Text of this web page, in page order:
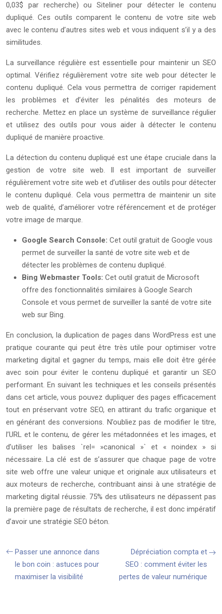
0,03$ par recherche) ou Siteliner pour détecter le contenu
dupliqué. Ces outils comparent le contenu de votre site web
avec le contenu d’autres sites web et vous indiquent s’il y a des
similitudes.
La surveillance régulière est essentielle pour maintenir un SEO
optimal. Vérifiez régulièrement votre site web pour détecter le
contenu dupliqué. Cela vous permettra de corriger rapidement
les problèmes et d’éviter les pénalités des moteurs de
recherche. Mettez en place un système de surveillance régulier
et utilisez des outils pour vous aider à détecter le contenu
dupliqué de manière proactive.
La détection du contenu dupliqué est une étape cruciale dans la
gestion de votre site web. Il est important de surveiller
régulièrement votre site web et d’utiliser des outils pour détecter
le contenu dupliqué. Cela vous permettra de maintenir un site
web de qualité, d’améliorer votre référencement et de protéger
votre image de marque.
Google Search Console: Cet outil gratuit de Google vous
permet de surveiller la santé de votre site web et de
détecter les problèmes de contenu dupliqué.
Bing Webmaster Tools: Cet outil gratuit de Microsoft
offre des fonctionnalités similaires à Google Search
Console et vous permet de surveiller la santé de votre site
web sur Bing.
En conclusion, la duplication de pages dans WordPress est une
pratique courante qui peut être très utile pour optimiser votre
marketing digital et gagner du temps, mais elle doit être gérée
avec soin pour éviter le contenu dupliqué et garantir un SEO
performant. En suivant les techniques et les conseils présentés
dans cet article, vous pouvez dupliquer des pages efficacement
tout en préservant votre SEO, en attirant du trafic organique et
en générant des conversions. N’oubliez pas de modifier le titre,
l’URL et le contenu, de gérer les métadonnées et les images, et
d’utiliser les balises `rel= »canonical »` et « noindex » si
nécessaire. La clé est de s’assurer que chaque page de votre
site web offre une valeur unique et originale aux utilisateurs et
aux moteurs de recherche, contribuant ainsi à une stratégie de
marketing digital réussie. 75% des utilisateurs ne dépassent pas
la première page de résultats de recherche, il est donc impératif
d’avoir une stratégie SEO béton.
Passer une annonce dans
le bon coin : astuces pour
maximiser la visibilité
Dépréciation compta et
SEO : comment éviter les
pertes de valeur numérique